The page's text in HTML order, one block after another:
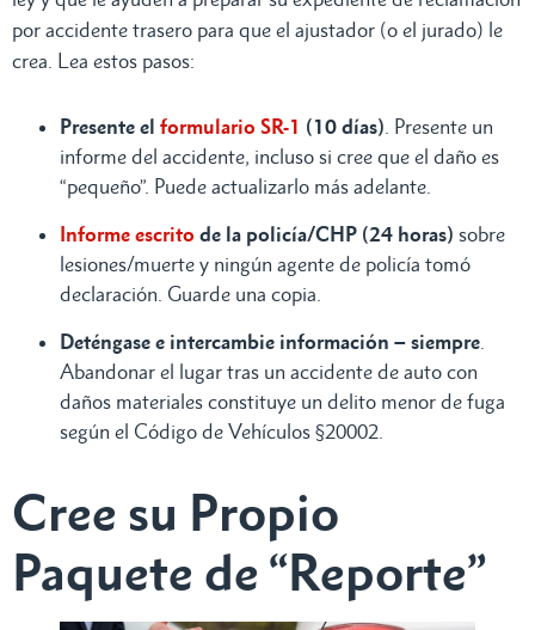
por accidente trasero para que el ajustador (o el jurado) le
crea. Lea estos pasos:
Presente el formulario SR-1 (10 días) . Presente un
informe del accidente, incluso si cree que el daño es
“pequeño”. Puede actualizarlo más adelante.
Informe escrito de la policía/CHP (24 horas) sobre
lesiones/muerte y ningún agente de policía tomó
declaración. Guarde una copia.
Deténgase e intercambie información – siempre
Abandonar el lugar tras un accidente de auto con
daños materiales constituye un delito menor de fuga
según el Código de Vehículos §20002.
Cree su Propio
Paquete de “Reporte”